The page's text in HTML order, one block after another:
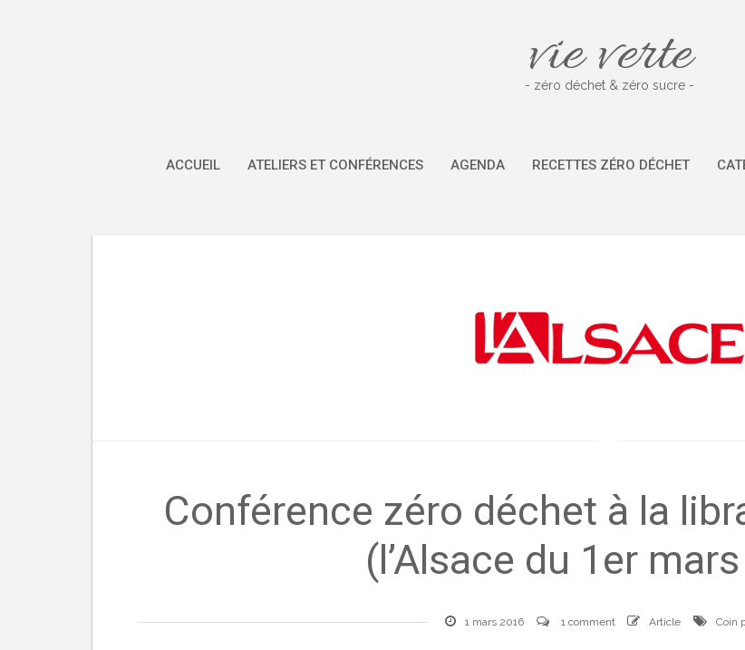
vie verte
- zéro déchet & zéro sucre -
ACCUEIL ATELIERS ET CONFÉRENCES AGENDA RECETTES ZÉRO DÉCHET
Conférence zéro déchet à la
(l’Alsace du 1er
1 mars 2016 1 comment Article Coin